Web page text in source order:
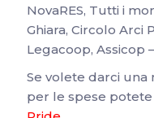
NovaRES, Tutti i
Ghiara, Circolo Arci
Legacoop, Assicop
Se volete darci una
per le spese potete